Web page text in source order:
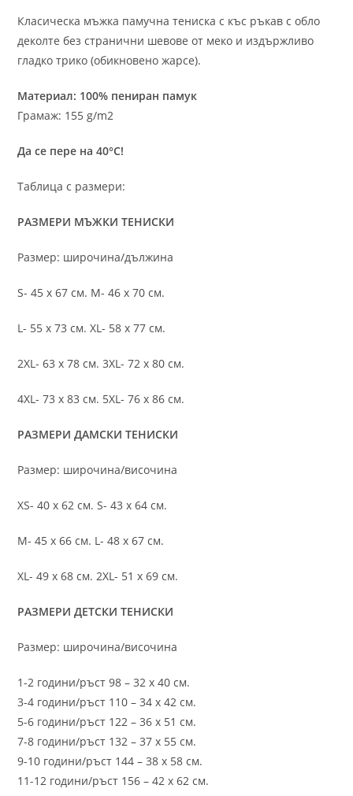
Класическа мъжка памучна тениска с къс ръкав с обло
деколте без странични шевове от меко и издържливо
гладко трико (обикновено жарсе).
Материал: 100% пениран памук
Грамаж: 155 g/m2
Да се пере на 40°C!
Таблица с размери:
РАЗМЕРИ МЪЖКИ ТЕНИСКИ
Размер: широчина/дължина
S- 45 х 67 см. M- 46 х 70 см.
L- 55 х 73 см. XL- 58 х 77 см.
2XL- 63 х 78 см. 3XL- 72 х 80 см.
4XL- 73 х 83 см. 5XL- 76 х 86 см.
РАЗМЕРИ ДАМСКИ ТЕНИСКИ
Размер: широчина/височина
XS- 40 х 62 см. S- 43 х 64 см.
M- 45 х 66 см. L- 48 х 67 см.
XL- 49 х 68 см. 2XL- 51 х 69 см.
РАЗМЕРИ ДЕТСКИ ТЕНИСКИ
Размер: широчина/височина
1-2 години/ръст 98 – 32 х 40 см.
3-4 години/ръст 110 – 34 х 42 см.
5-6 години/ръст 122 – 36 х 51 см.
7-8 години/ръст 132 – 37 х 55 см.
9-10 години/ръст 144 – 38 х 58 см.
11-12 години/ръст 156 – 42 x 62 см.